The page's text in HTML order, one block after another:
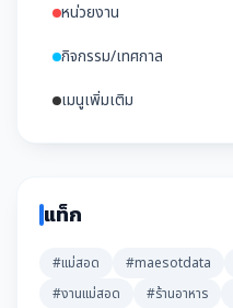
หน่วยงาน
กิจกรรม/เทศกาล
เมนูเพิ่มเติม
แท็ก
#แม่สอด #maesotdata
#งานแม่สอด
#ร้านอาหาร